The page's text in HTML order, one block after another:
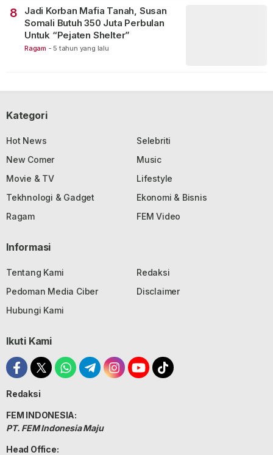
8
Jadi Korban Mafia Tanah, Susan
Somali Butuh 350 Juta Perbulan
Untuk “Pejaten Shelter”
Ragam - 5 tahun yang lalu
Kategori
Hot News
Selebriti
New Comer
Music
Movie & TV
Lifestyle
Tekhnologi & Gadget
Ekonomi & Bisnis
Ragam
FEM Video
Informasi
Tentang Kami
Redaksi
Pedoman Media Ciber
Disclaimer
Hubungi Kami
Ikuti Kami
Redaksi
FEM INDONESIA:
PT. FEM Indonesia Maju
Head Office: